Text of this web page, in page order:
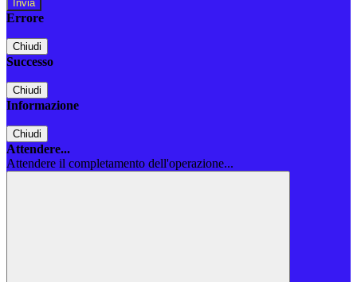
Errore
Chiudi
Successo
Chiudi
Informazione
Chiudi
Attendere...
Attendere il completamento dell'operazione...